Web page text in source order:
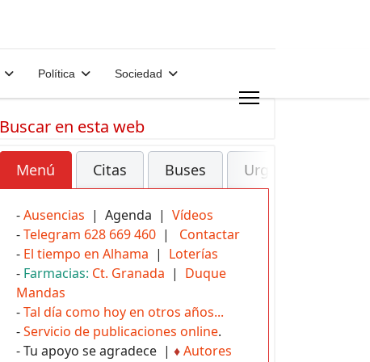
Política Sociedad
Buscar en esta web
Menú Citas Buses Urgencias
-Ausencias | Agenda | Vídeos
-Telegram 628 669 460 | Contactar
- El tiempo en Alhama | Loterías
- Farmacias: Ct. Granada | Duque
Mandas
-Tal día como hoy en otros años...
-Servicio de publicaciones online.
- Tu apoyo se agradece | ♦Autores